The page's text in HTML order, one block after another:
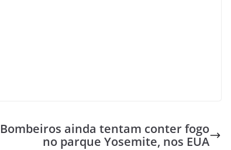
Bombeiros ainda tentam conter fogo
no parque Yosemite, nos EUA